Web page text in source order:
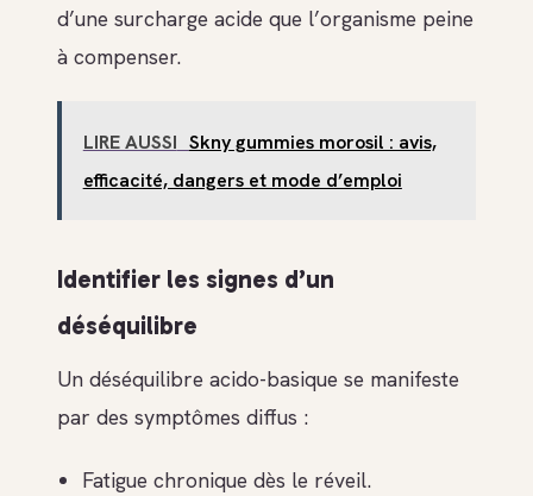
d’une surcharge acide que l’organisme peine
à compenser.
LIRE AUSSI Skny gummies morosil : avis,
efficacité, dangers et mode d’emploi
Identifier les signes d’un
déséquilibre
Un déséquilibre acido-basique se manifeste
par des symptômes diffus :
Fatigue chronique dès le réveil.